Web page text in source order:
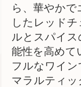
ら、華やか
したレッド
ルとスパイ
能性を高めて
フルなワイン
マラルティ